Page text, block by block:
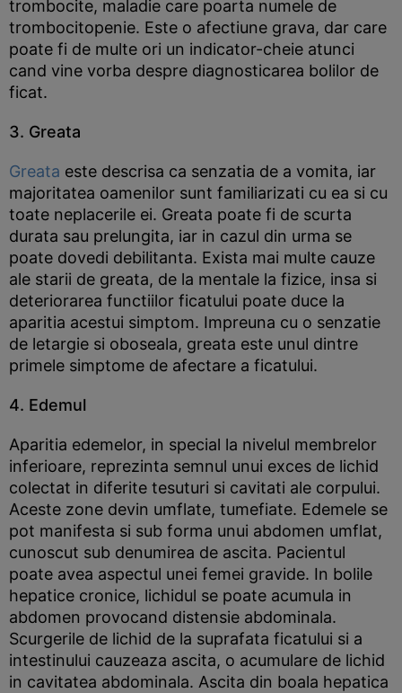
trombocite, maladie care poarta numele de
trombocitopenie. Este o afectiune grava, dar care
poate fi de multe ori un indicator-cheie atunci
cand vine vorba despre diagnosticarea bolilor de
ficat.
3. Greata
Greata este descrisa ca senzatia de a vomita, iar
majoritatea oamenilor sunt familiarizati cu ea si cu
toate neplacerile ei. Greata poate fi de scurta
durata sau prelungita, iar in cazul din urma se
poate dovedi debilitanta. Exista mai multe cauze
ale starii de greata, de la mentale la fizice, insa si
deteriorarea functiilor ficatului poate duce la
aparitia acestui simptom. Impreuna cu o senzatie
de letargie si oboseala, greata este unul dintre
primele simptome de afectare a ficatului.
4. Edemul
Aparitia edemelor, in special la nivelul membrelor
inferioare, reprezinta semnul unui exces de lichid
colectat in diferite tesuturi si cavitati ale corpului.
Aceste zone devin umflate, tumefiate. Edemele se
pot manifesta si sub forma unui abdomen umflat,
cunoscut sub denumirea de ascita. Pacientul
poate avea aspectul unei femei gravide. In bolile
hepatice cronice, lichidul se poate acumula in
abdomen provocand distensie abdominala.
Scurgerile de lichid de la suprafata ficatului si a
intestinului cauzeaza ascita, o acumulare de lichid
in cavitatea abdominala. Ascita din boala hepatica